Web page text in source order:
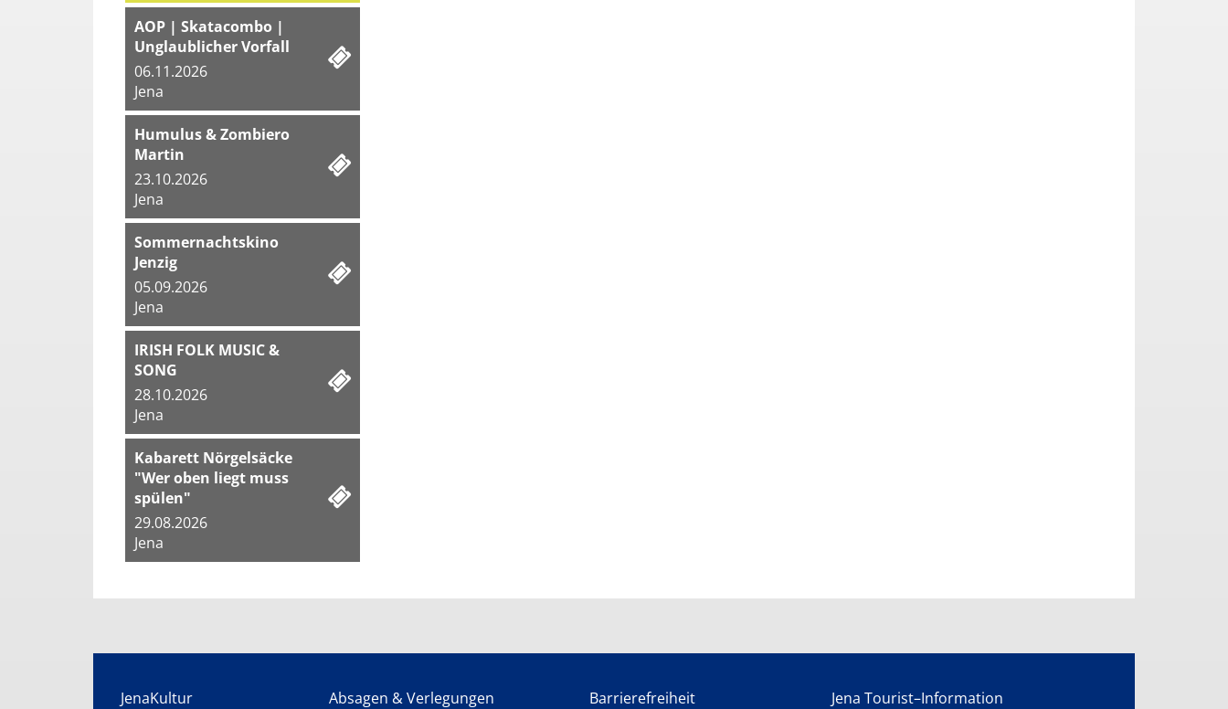
AOP | Skatacombo |
Unglaublicher Vorfall
06.11.2026
Jena
Humulus & Zombiero
Martin
23.10.2026
Jena
Sommernachtskino
Jenzig
05.09.2026
Jena
IRISH FOLK MUSIC &
SONG
28.10.2026
Jena
Kabarett Nörgelsäcke
"Wer oben liegt muss
spülen"
29.08.2026
Jena
JenaKultur Absagen & Verlegungen Barrierefreiheit Jena Tourist–Information